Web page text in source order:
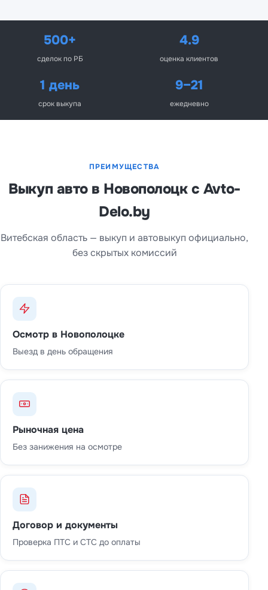
500+
сделок по РБ
4.9
оценка клиентов
1 день
срок выкупа
9–21
ежедневно
ПРЕИМУЩЕСТВА
Выкуп авто в Новополоцк с Avto-
Delo.by
Витебская область — выкуп и автовыкуп официально,
без скрытых комиссий
Осмотр в Новополоцке
Выезд в день обращения
Рыночная цена
Без занижения на осмотре
Договор и документы
Проверка ПТС и СТС до оплаты